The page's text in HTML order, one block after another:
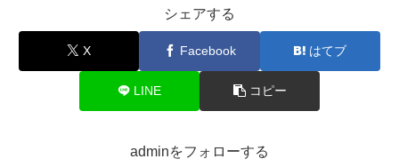
シェアする
X Facebook はてブ
LINE コピー
adminをフォローする